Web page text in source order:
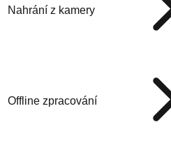
Nahrání z kamery
Offline zpracování